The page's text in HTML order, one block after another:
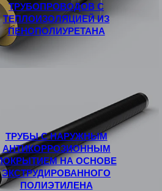
ТРУБОПРОВОДОВ С
ТЕПЛОИЗОЛЯЦИЕЙ ИЗ
ПЕНОПОЛИУРЕТАНА
ТРУБЫ С НАРУЖНЫМ
АНТИКОРРОЗИОННЫМ
НА ОСНОВЕ
ЭКСТРУДИРОВАННОГО
ПОЛИЭТИЛЕНА